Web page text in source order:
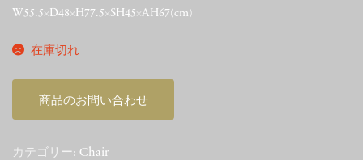
W55.5×D48×H77.5×SH45×AH67(cm)
在庫切れ
商品のお問い合わせ
カテゴリー: Chair